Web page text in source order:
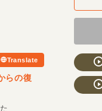
Translate
らの復